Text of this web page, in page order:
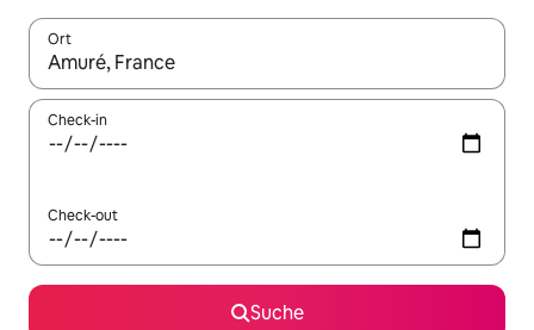
Ort
Wenn Ergebnisse verfügbar sind, navigiere mit den
Check-in
Check-out
Suche